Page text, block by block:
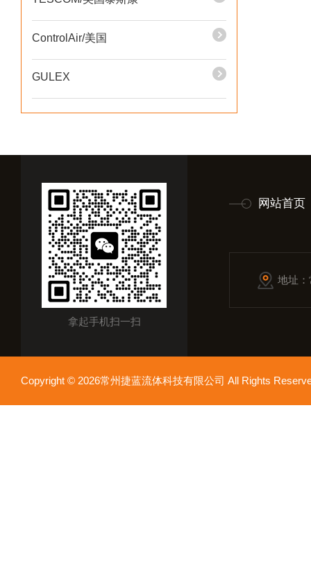
ControlAir/美国
GULEX
拿起手机扫一扫
网站首页
地址
Copyright © 2026常州捷蓝流体科技有限公司 All Rights